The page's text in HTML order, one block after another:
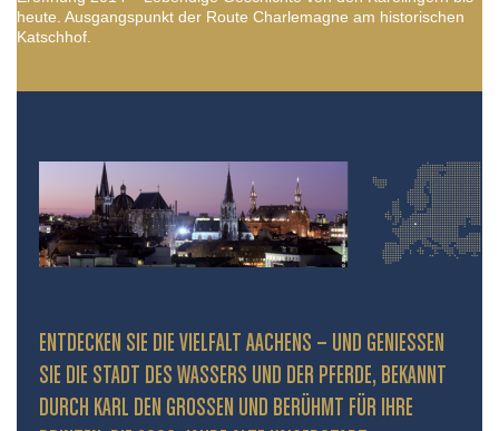
heute. Ausgangspunkt der Route Charlemagne am historischen
Katschhof.
ENTDECKEN SIE DIE VIELFALT AACHENS – UND GENIESSEN S
IE DIE STADT DES WASSERS UND DER PFERDE, BEKANNT D
URCH KARL DEN GROSSEN UND BERÜHMT FÜR IHRE PR